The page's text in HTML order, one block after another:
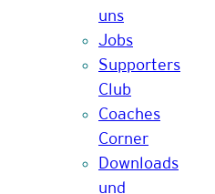
uns
Jobs
Supporters
Club
Coaches
Corner
Downloads
und